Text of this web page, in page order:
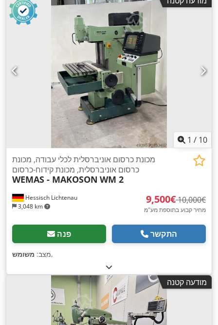
1 / 10
Hessisch Lichtenau
3,048 km
מכונת כרסום אוניברסלית לכלי עבודה, מכונת
כרסום אוניברסלית, מכונת קידוח-כרסום
WEMAS - MAKOSON WM 2
‏9,500 ‏€ ‏10,000 ‏€
מחיר קבוע בתוספת מע"מ
פנה התקשר
מצב: משומש ,
מודעה קטנה